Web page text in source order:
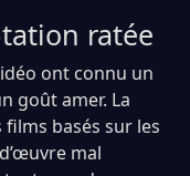
ratée
ont connu un
goût amer. La
basés sur les
mal